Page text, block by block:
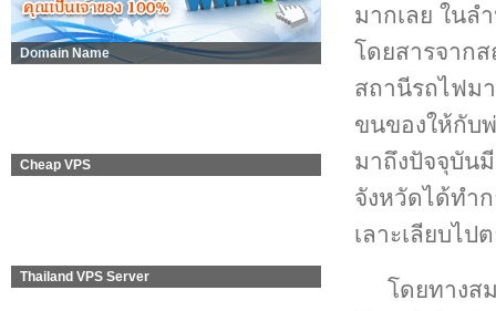
Domain Name
Cheap VPS
Thailand VPS Server
มากเลย ในล
โดยสารจาก
สถานีรถไฟม
ขนของให้กับ
มาถึงปัจจุบัน
จังหวัดได้ทำ
เลาะเลียบไป
โดยทางส